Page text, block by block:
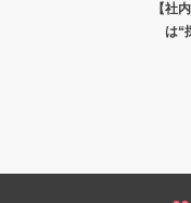
【社
は“